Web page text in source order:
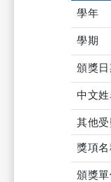
學年
學期
頒獎日
中文姓
其他
獎項
頒獎單